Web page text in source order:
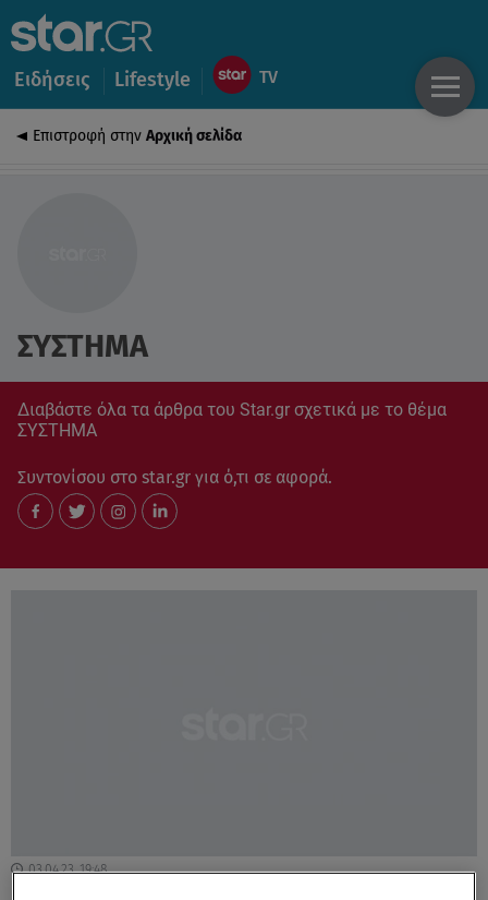
Ειδήσεις Lifestyle
Επιστροφή στην Αρχική σελίδα
ΣΥΣΤΗΜΑ
Διαβάστε όλα τα άρθρα του Star.gr σχετικά με το θέμα
ΣΥΣΤΗΜΑ
Συντονίσου στο star.gr για ό,τι σε αφορά.
03.04.23, 19:48